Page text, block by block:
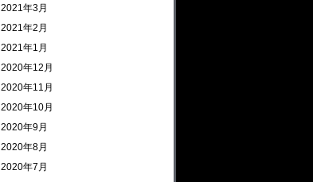
2021年3月
2021年2月
2021年1月
2020年12月
2020年11月
2020年10月
2020年9月
2020年8月
2020年7月